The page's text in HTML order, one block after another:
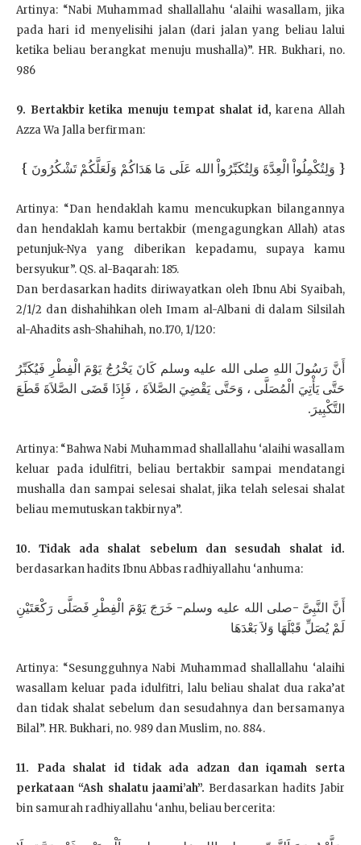
Artinya: “Nabi Muhammad shallallahu ‘alaihi wasallam, jika
pada hari id menyelisihi jalan (dari jalan yang beliau lalui
ketika beliau berangkat menuju mushalla)”. HR. Bukhari, no.
986
9. Bertakbir ketika menuju tempat shalat id, karena Allah
Azza Wa Jalla berfirman:
{ وَلِتُكْمِلُواْ الْعِدَّةَ وَلِتُكَبِّرُواْ الله عَلَى مَا هَدَاكُمْ وَلَعَلَّكُمْ تَشْكُرُونَ }
Artinya: “Dan hendaklah kamu mencukupkan bilangannya
dan hendaklah kamu bertakbir (mengagungkan Allah) atas
petunjuk-Nya yang diberikan kepadamu, supaya kamu
bersyukur”. QS. al-Baqarah: 185.
Dan berdasarkan hadits diriwayatkan oleh Ibnu Abi Syaibah,
2/1/2 dan dishahihkan oleh Imam al-Albani di dalam Silsilah
al-Ahadits ash-Shahihah, no.170, 1/120:
أَنَّ رَسُولَ اللهِ صلى الله عليه وسلم كَانَ يَخْرُجُ يَوْمَ الْفِطْرِ فَيُكَبِّرُ
حَتَّى يَأْتِيَ الْمُصَلَّى ، وَحَتَّى يَقْضِيَ الصَّلاَةَ ، فَإِذَا قَضَى الصَّلاَةَ قَطَعَ
التَّكْبِيرَ.
Artinya: “Bahwa Nabi Muhammad shallallahu ‘alaihi wasallam
keluar pada idulfitri, beliau bertakbir sampai mendatangi
mushalla dan sampai selesai shalat, jika telah selesai shalat
beliau memutuskan takbirnya”.
10. Tidak ada shalat sebelum dan sesudah shalat id.
berdasarkan hadits Ibnu Abbas radhiyallahu ‘anhuma:
أَنَّ النَّبِىَّ -صلى الله عليه وسلم- خَرَجَ يَوْمَ الْفِطْرِ فَصَلَّى رَكْعَتَيْنِ
لَمْ يُصَلِّ قَبْلَهَا وَلاَ بَعْدَهَا
Artinya: “Sesungguhnya Nabi Muhammad shallallahu ‘alaihi
wasallam keluar pada idulfitri, lalu beliau shalat dua raka’at
dan tidak shalat sebelum dan sesudahnya dan bersamanya
Bilal”. HR. Bukhari, no. 989 dan Muslim, no. 884.
11. Pada shalat id tidak ada adzan dan iqamah serta
perkataan “Ash shalatu jaami’ah”. Berdasarkan hadits Jabir
bin samurah radhiyallahu ‘anhu, beliau bercerita: